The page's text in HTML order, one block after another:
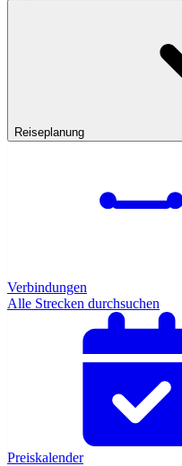
Reiseplanung
Verbindungen
Alle Strecken durchsuchen
Preiskalender